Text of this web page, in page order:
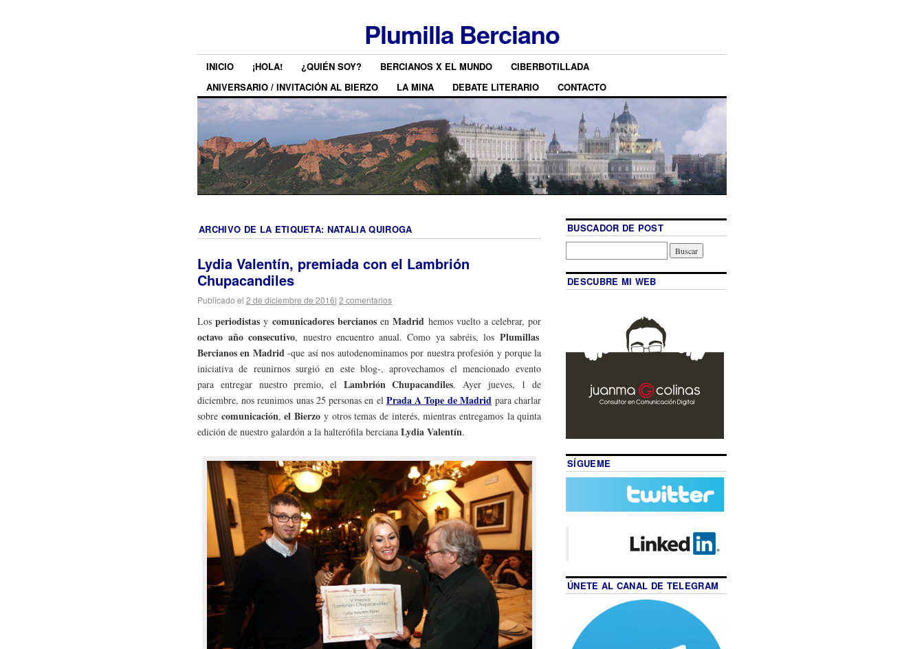
Plumilla Berciano
INICIO ¡HOLA! ¿QUIÉN SOY? BERCIANOS X EL MUNDO
CIBERBOTILLADA
ANIVERSARIO / INVITACIÓN AL BIERZO
LA MINA DEBATE LITERARIO CONTACTO
ARCHIVO DE LA ETIQUETA: NATALIA QUIROGA
Lydia Valentín, premiada con el Lambrión
Chupacandiles
Publicado el 2 de diciembre de 2016| 2 comentarios
Losperiodistas y comunicadores bercianosenMadrid hemos vuelto a celebrar, por
octavo año consecutivo, nuestro encuentro anual. Como ya sabréis, losPlumillas
Bercianos en Madrid-que así nos autodenominamos por nuestra profesión y porque la
iniciativa de reunirnos surgió en este blog-, aprovechamos el mencionado evento
para entregar nuestro premio, el Lambrión Chupacandiles. Ayer jueves, 1 de
diciembre, nos reunimos unas 25 personas en el Prada A Tope de Madrid para charlar
sobre comunicación,el Bierzo y otros temas de interés, mientras entregamos la quinta
edición de nuestro galardón a la halterófila berciana Lydia Valentín.
BUSCADOR DE POST
DESCUBRE MI WEB
SÍGUEME
ÚNETE AL CANAL DE TELEGRAM